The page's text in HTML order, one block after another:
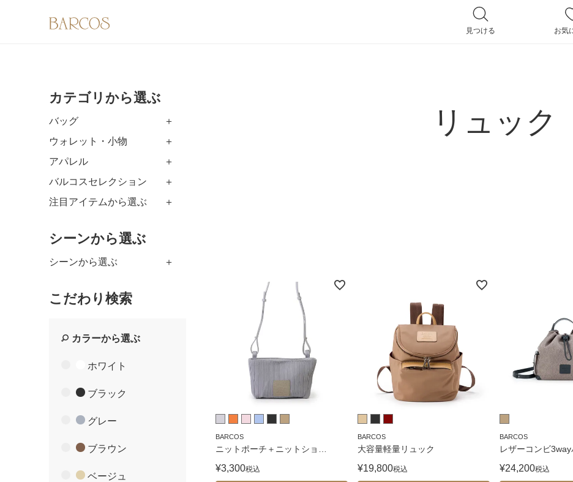
見つける お気
3way
その他バッグ
カテゴリから選ぶ
バッグ
ウォレット・小物
アパレル
バルコスセレクション
注目アイテムから選ぶ
シーンから選ぶ
シーンから選ぶ
こだわり検索
カラーから選ぶ
ホワイト
ブラック
グレー
ブラウン
ベージュ
リュック
BARCOS
ニットポーチ＋ニットショ
¥3,300税込
BARCOS
大容量軽量リュック
¥19,800税込
BARCOS
レザーコンビ3way
¥24,200税込